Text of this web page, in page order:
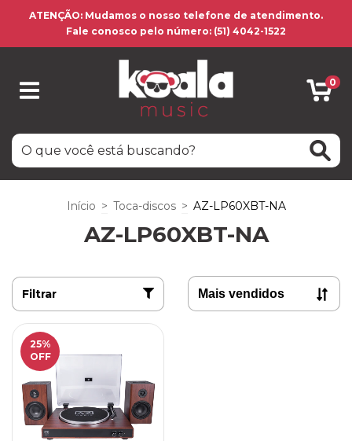
ATENÇÃO: Mudamos o nosso telefone de atendimento.
Fale conosco pelo número: (51) 4042-1522
0
Início > Toca-discos > AZ-LP60XBT-NA
AZ-LP60XBT-NA
Filtrar
25%
OFF